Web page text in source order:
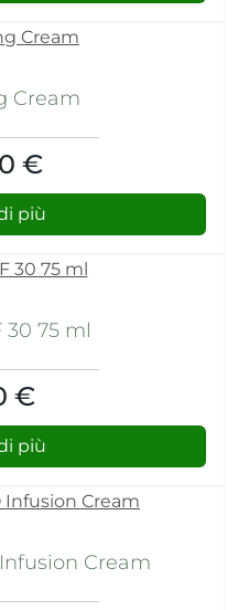
Cream
€
più
30 75 ml
€
più
Cream